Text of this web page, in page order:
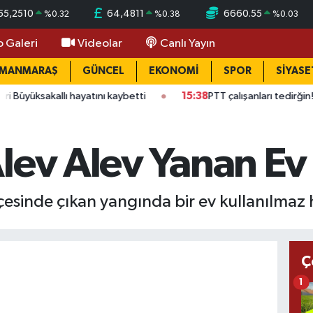
%0.32 64,4811 %0.38 6660.55 %0.03
Galeri Videolar Canlı Yayın
GÜNCEL EKONOMİ SPOR
hayatını kaybetti 15:38 PTT çalışanları tedirğin! Ateş:
Alev Yanan
çıkan yangında bir ev
1